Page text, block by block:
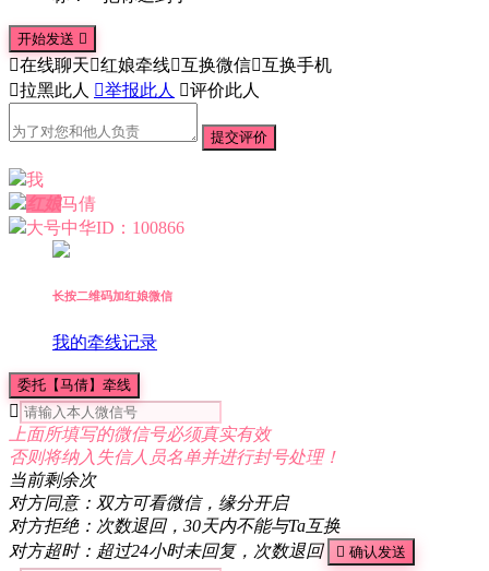
开始发送 
在线聊天红娘牵线互换微信互换手机
拉黑此人 举报此人 评价此人
提交评价
我
红娘马倩
大号中华ID：100866
长按二维码加红娘微信
我的牵线记录
委托【马倩】牵线

上面所填写的微信号必须真实有效
否则将纳入失信人员名单并进行封号处理！
当前剩余次
对方同意：双方可看微信，缘分开启
对方拒绝：次数退回，30天内不能与Ta互换
对方超时：超过24小时未回复，次数退回
 确认发送